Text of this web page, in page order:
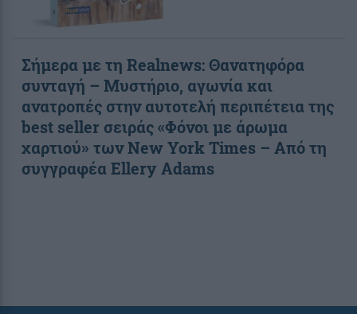
Σήμερα με τη Realnews: Θανατηφόρα
συνταγή – Μυστήριο, αγωνία και
ανατροπές στην αυτοτελή περιπέτεια της
best seller σειράς «Φόνοι με άρωμα
χαρτιού» των New York Times – Από τη
συγγραφέα Ellery Adams